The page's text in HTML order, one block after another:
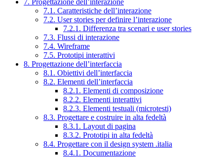
7.1. Caratteristiche dell’interazione
7.2. User stories per definire l’interazione
7.2.1. Differenza tra scenari e user stories
7.3. Flussi di interazione
7.4. Wireframe
7.5. Prototipi interattivi
8. Progettazione dell’interfaccia
8.1. Obiettivi dell’interfaccia
8.2. Elementi dell’interfaccia
8.2.1. Elementi di composizione
8.2.2. Elementi interattivi
8.2.3. Elementi testuali (microtesti)
8.3. Progettare e costruire in alta fedeltà
8.3.1. Layout di pagina
8.3.2. Prototipi in alta fedeltà
8.4. Progettare con il design system .italia
8.4.1. Documentazione